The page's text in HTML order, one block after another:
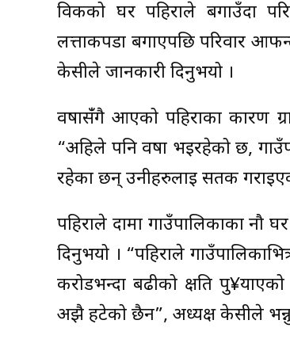
विकको घर पहिराले बगाउँदा
लत्ताकपडा बगाएपछि परिवार
केसीले जानकारी दिनुभयो ।
वर्षासँंगै आएको पहिराका कारण
“अहिले पनि वर्षा भइरहेको छ,
रहेका छन् उनीहरुलाई सतर्क
पहिराले दार्मा गाउँपालिकाका नौ
दिनुभयो । “पहिराले
करोडभन्दा बढीको क्षति
अझै हटेको छैन”, अध्यक्ष केसीले